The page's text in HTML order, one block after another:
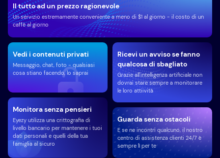
Monitora senza pensieri
Eyezy utilizza una crittografia di
livello bancario per mantenere i tuoi
dati personali e quelli della tua
famiglia al sicuro
Vedi i contenuti privati
Messaggio, chat, foto - qualsiasi
cosa stiano facendo, lo saprai
Il tutto ad un prezzo ragionevole
Un servizio estremamente conveniente a meno di $1 al giorno - il costo di un
caffè al giorno
Ricevi un avviso se fanno
qualcosa di sbagliato
Grazie all'intelligenza artificiale non
dovrai stare sempre a monitorare
le loro attiività
Guarda senza ostacoli
E se ne incontri qualcuno, il nostro
centro di assistenza clienti 24/7 è
sempre lì per te